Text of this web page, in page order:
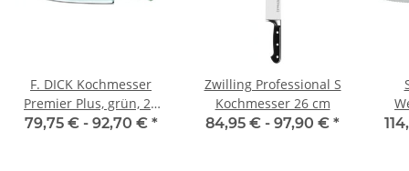
F. DICK Kochmesser
Premier Plus, grün, 26
cm
79,75 € - 92,70 € *
Zwilling Professional S
Kochmesser 26 cm
84,95 € - 97,90 € *